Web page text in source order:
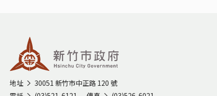
地址
30051 新竹市中正路 120 號